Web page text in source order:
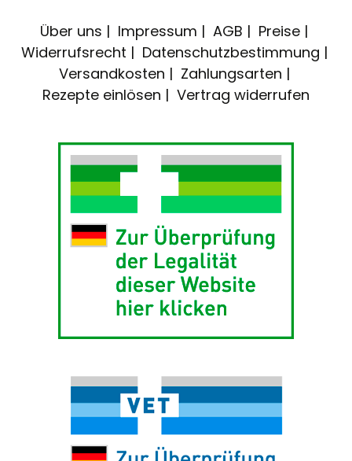
Über uns Impressum AGB
Preise
Widerrufsrecht
Datenschutzbestimmung
Versandkosten
Zahlungsarten
Rezepte einlösen
Vertrag widerrufen